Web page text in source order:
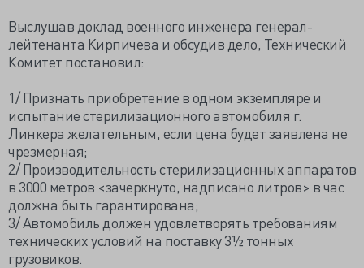
Выслушав доклад военного инженера генерал-
лейтенанта Кирпичева и обсудив дело, Технический
Комитет постановил:
1/ Признать приобретение в одном экземпляре и
испытание стерилизационного автомобиля г.
Линкера желательным, если цена будет заявлена не
чрезмерная;
2/ Производительность стерилизационных аппаратов
в 3000 метров <зачеркнуто, надписано литров> в час
должна быть гарантирована;
3/ Автомобиль должен удовлетворять требованиям
технических условий на поставку 3½ тонных
грузовиков.